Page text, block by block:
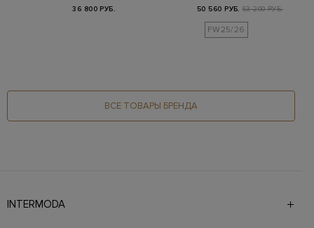
36 800 РУБ. 50 560 РУБ. 63 200 РУБ.
FW25/26
ВСЕ ТОВАРЫ БРЕНДА
INTERMODA